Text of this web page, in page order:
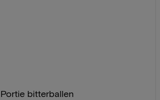
Portie bitterballen